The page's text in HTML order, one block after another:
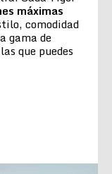
máximas
comodidad
gama de
que puedes